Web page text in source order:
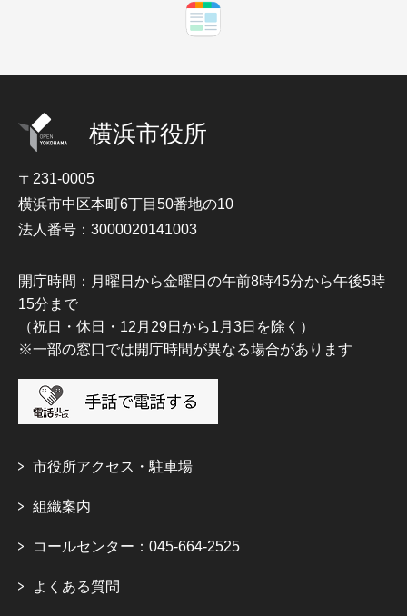
横浜市役所
〒231-0005
横浜市中区本町6丁目50番地の10
法人番号：3000020141003
開庁時間：月曜日から金曜日の午前8時45分から午後5時
15分まで
（祝日・休日・12月29日から1月3日を除く）
※一部の窓口では開庁時間が異なる場合があります
市役所アクセス・駐車場
組織案内
コールセンター：045-664-2525
よくある質問